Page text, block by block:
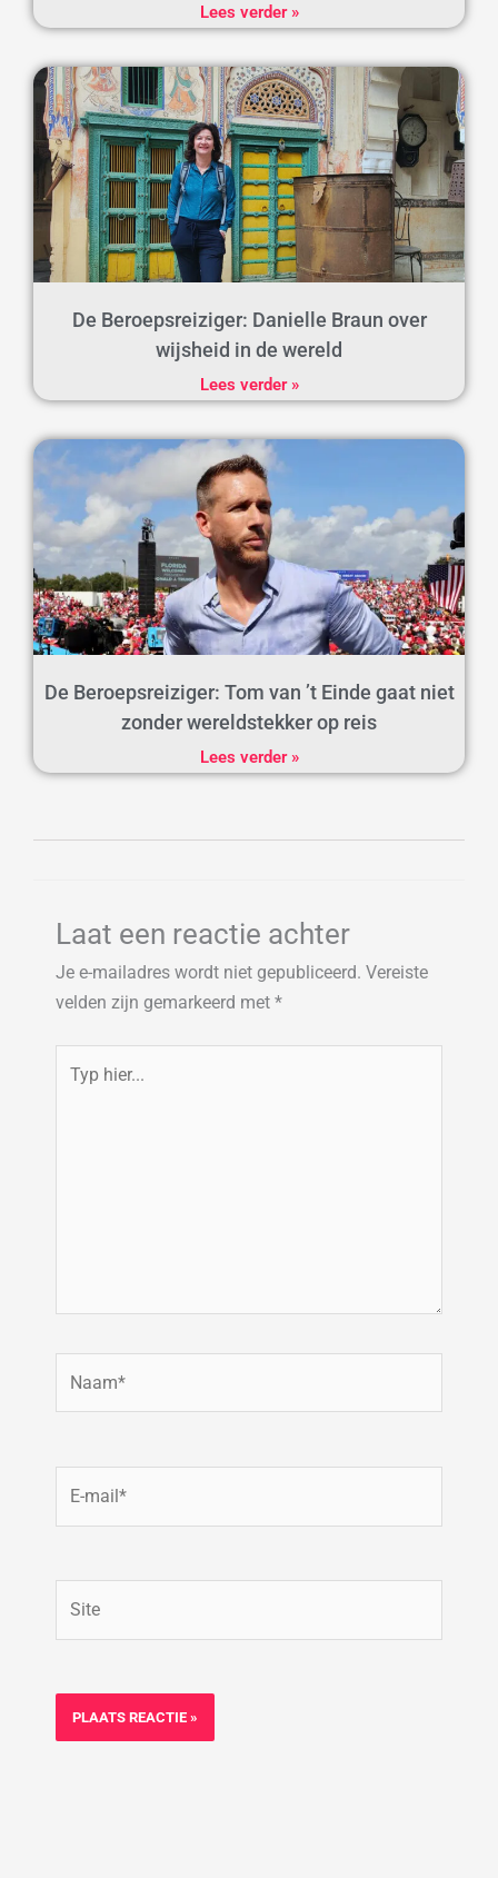
Lees verder »
De Beroepsreiziger: Danielle Braun over
wijsheid in de wereld
Lees verder »
De Beroepsreiziger: Tom van ’t Einde gaat niet
zonder wereldstekker op reis
Lees verder »
Laat een reactie achter
Je e-mailadres wordt niet gepubliceerd. Vereiste
velden zijn gemarkeerd met *
hier...